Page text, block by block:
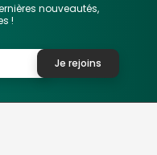
nouveautés,
!
Je rejoins